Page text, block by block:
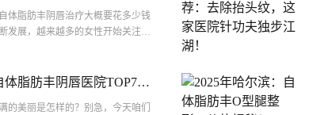
体脂肪丰阴唇治疗大概要花多少钱
发展，越来越多的女性开始关注私
脂肪丰阴唇医院TOP7大
的美丽是怎样的？别急，今天咱们